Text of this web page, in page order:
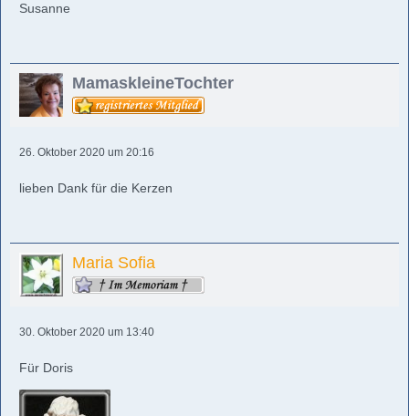
Susanne
MamaskleineTochter
26. Oktober 2020 um 20:16
lieben Dank für die Kerzen
Maria Sofia
30. Oktober 2020 um 13:40
Für Doris